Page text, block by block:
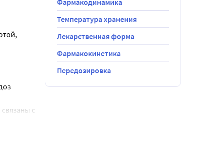
в
с
Фармакодинамика
Температура хранения
Лекарственная форма
Фармакокинетика
Передозировка